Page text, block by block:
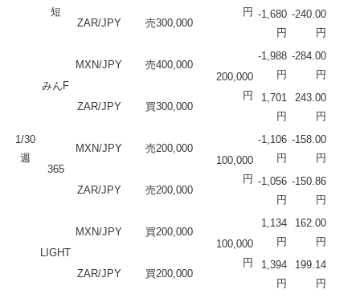
1/30
週
短
円
ZAR/JPY 売300,000
-1,680
円
-240.00
円
みんF
MXN/JPY
売400,000
200,000
円
-1,988
円
-284.00
円
ZAR/JPY 買300,000
1,701
円
243.00
円
365
MXN/JPY
売200,000
100,000
円
-1,106
円
-158.00
円
ZAR/JPY 売200,000
-1,056
円
-150.86
円
LIGHT
MXN/JPY
買200,000
100,000
円
1,134
円
162.00
円
ZAR/JPY 買200,000
1,394
円
199.14
円